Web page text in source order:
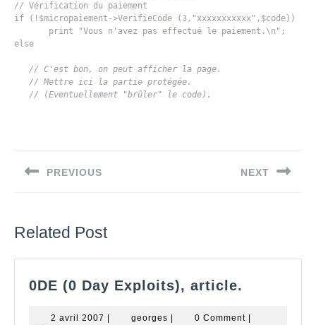
// Vérification du paiement
if (!$micropaiement->VerifieCode (3,"xxxxxxxxxxx",$code))
       print "Vous n'avez pas effectué le paiement.\n";
else
   // C'est bon, on peut afficher la page.
   // Mettre ici la partie protégée.
   // (Eventuellement "brûler" le code).
l’articlePREVIOUS NEXT
Related Post
0DE (0 Day Exploits), article.
Day
2 avril 2007 2
georges georges0 Comment